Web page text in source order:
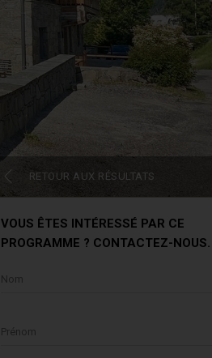
RETOUR AUX RÉSULTATS
VOUS ÊTES INTÉRESSÉ PAR CE
PROGRAMME ? CONTACTEZ-NOUS.
Nom
Prénom